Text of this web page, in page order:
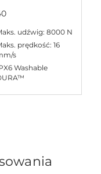
udźwig: 8000 N
prędkość: 16
s
Washable